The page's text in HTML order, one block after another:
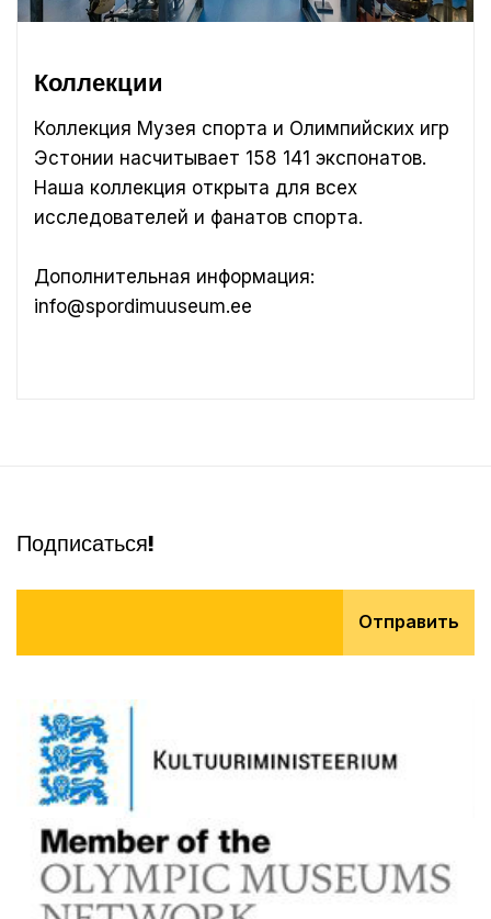
Коллекции
Коллекция Музея спорта и Олимпийских игр
Эстонии насчитывает 158 141 экспонатов.
Наша коллекция открыта для всех
исследователей и фанатов спорта.
Дополнительная информация:
info@spordimuuseum.ee
Подписаться!
Отправить